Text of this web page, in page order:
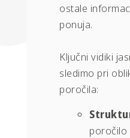
ostale
ponuja.
Ključni vidiki
sledimo pri
poročila:
poročilo